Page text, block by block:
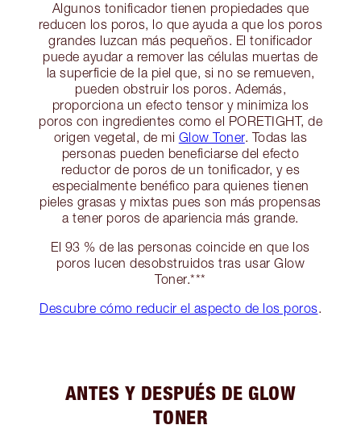
Algunos tonificador tienen propiedades que
reducen los poros, lo que ayuda a que los poros
grandes luzcan más pequeños. El tonificador
puede ayudar a remover las células muertas de
la superficie de la piel que, si no se remueven,
pueden obstruir los poros. Además,
proporciona un efecto tensor y minimiza los
poros con ingredientes como el PORETIGHT, de
origen vegetal, de mi Glow Toner. Todas las
personas pueden beneficiarse del efecto
reductor de poros de un tonificador, y es
especialmente benéfico para quienes tienen
pieles grasas y mixtas pues son más propensas
a tener poros de apariencia más grande.
El 93 % de las personas coincide en que los
poros lucen desobstruidos tras usar Glow
Toner.***
Descubre cómo reducir el aspecto de los poros.
ANTES Y DESPUÉS DE GLOW
TONER